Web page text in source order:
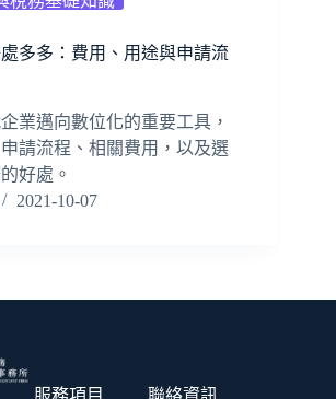
多多：費用、用途與申請流
業邁向數位化的重要工具，
請流程、相關費用，以及選
好處。
2021-10-07
服務項目
聯絡資訊